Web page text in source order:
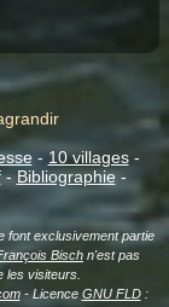
- 10 villages-
- Bibliographie-
font exclusivement partie
Bisch n'est pas
les visiteurs.
- Licence GNU FLD: